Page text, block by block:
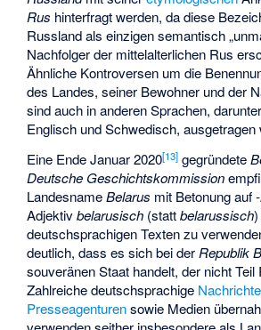
Rus hinterfragt werden, da diese
Russland als einzigen semantisch
Nachfolger der mittelalterlichen Rus
Ähnliche Kontroversen um die
des Landes, seiner Bewohner und der
sind auch in anderen Sprachen,
Englisch und Schwedisch, ausgetragen
Eine Ende Januar 2020[13] gegründete
Deutsche Geschichtskommission
LandesnameBelarus mit Betonung auf
Adjektivbelarusisch (stattbelarussisch
deutschsprachigen Texten zu
deutlich, dass es sich bei derRepublik
souveränen Staat handelt, der nicht
Zahlreiche deutschsprachige
Presseagenturensowie Medien